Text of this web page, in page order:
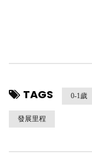
TAGS 0-1歲
發展里程